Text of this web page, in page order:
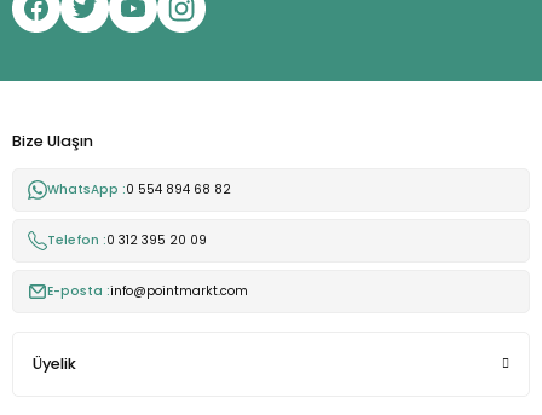
Üyelik
Bize Ulaşın
WhatsApp :0 554 894 68 82
Telefon :0 312 395 20 09
E-posta :info@pointmarkt.com